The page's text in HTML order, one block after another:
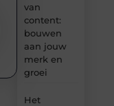
van
content:
bouwen
aan jouw
merk en
groei
Het